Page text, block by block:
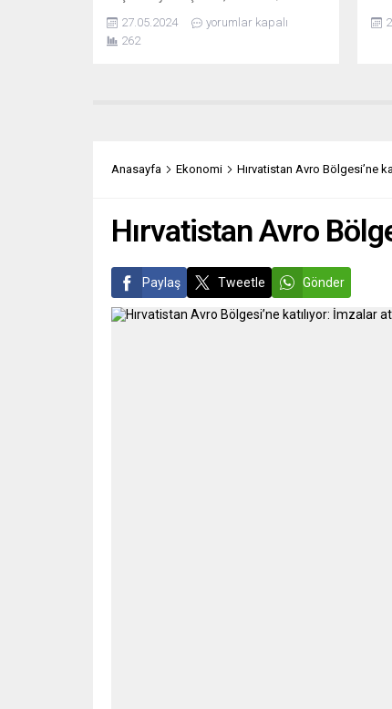
Yeşiller partisi Alb-Donau Bölge
Teşkilatı Başkanlığını sürdüren
Muharrem Aras, Schelklingen
çalışmalarına hız...
27.05.2024
yorumlar kapalı
262
Anasayfa Ekonomi Hırvatistan Avro Bölgesi’ne
Hırvatistan Avro
Paylaş Tweetle Gönder